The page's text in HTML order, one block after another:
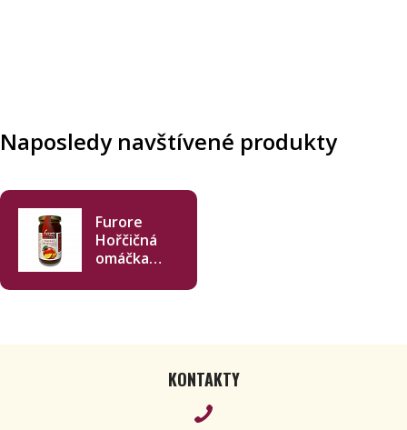
Naposledy navštívené produkty
Furore
Hořčičná
omáčka
maracujou
KONTAKTY